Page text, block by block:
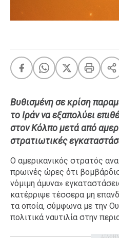
Summer
A-List LGBTQI+
Xmas
LIFE
Food
Body+Mind
Ταξίδια
Style
Σπίτι
Family
Σχέσεις
Βυθισμένη σε κρίση
το Ιράν να εξαπολύει
στον Κόλπο μετά από
στρατιωτικές
Ο αμερικανικός στρατός
πρωινές ώρες ότι
νόμιμη άμυνα»
κατέρριψε τέσσερα μη
τα οποία, σύμφωνα με την
πολιτικά ναυτιλία στην